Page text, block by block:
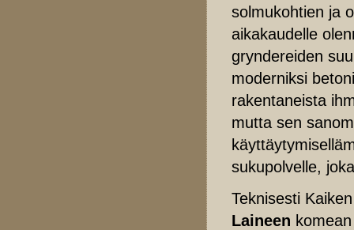
solmukohtien ja
aikakaudelle
gryndereiden
moderniksi
rakentaneista
mutta sen
sukupolvelle,
Teknisesti
Laineen